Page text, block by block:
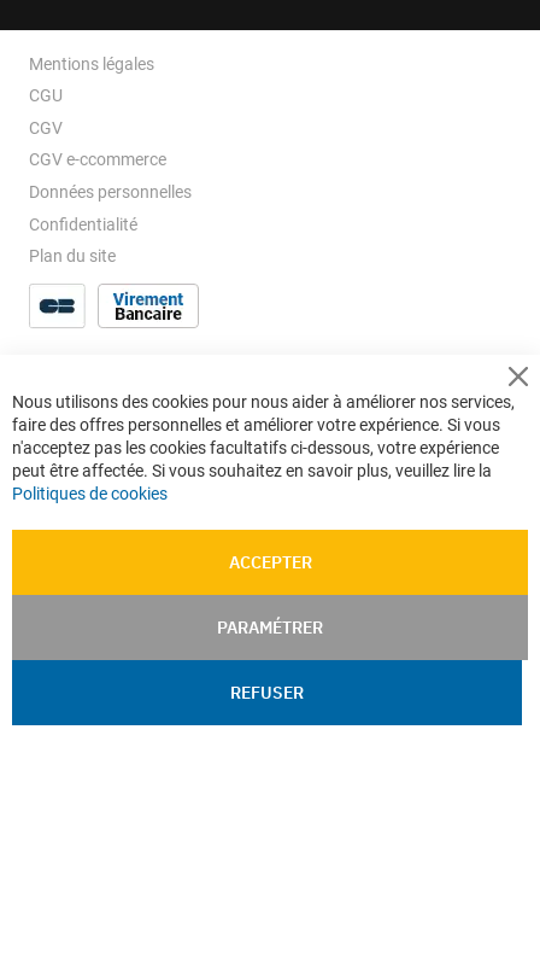
Mentions légales
CGU
CGV
CGV e-ccommerce
Données personnelles
Confidentialité
Plan du site
Nous utilisons des cookies pour nous aider à améliorer nos services,
faire des offres personnelles et améliorer votre expérience. Si vous
n'acceptez pas les cookies facultatifs ci-dessous, votre expérience
peut être affectée. Si vous souhaitez en savoir plus, veuillez lire la
Politiques de cookies
ACCEPTER
PARAMÉTRER
REFUSER